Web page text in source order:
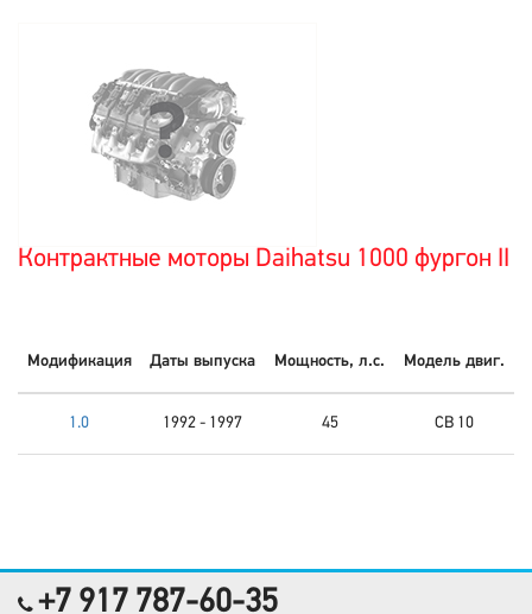
Контрактные моторы Daihatsu 1000 фургон II
Модификация Даты выпуска Мощность, л.с. Модель двиг.
1.0 1992 - 1997 45 CB 10
+7 917 787-60-35